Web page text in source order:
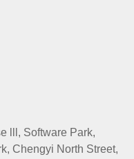
lll, Software Park,
Chengyi North Street,